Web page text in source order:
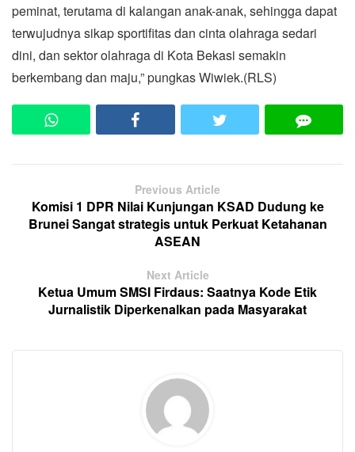
peminat, terutama di kalangan anak-anak, sehingga dapat
terwujudnya sikap sportifitas dan cinta olahraga sedari
dini, dan sektor olahraga di Kota Bekasi semakin
berkembang dan maju,” pungkas Wiwiek.(RLS)
Previous Article
Komisi 1 DPR Nilai Kunjungan KSAD Dudung ke
Brunei Sangat strategis untuk Perkuat Ketahanan
ASEAN
Next Article
Ketua Umum SMSI Firdaus: Saatnya Kode Etik
Jurnalistik Diperkenalkan pada Masyarakat